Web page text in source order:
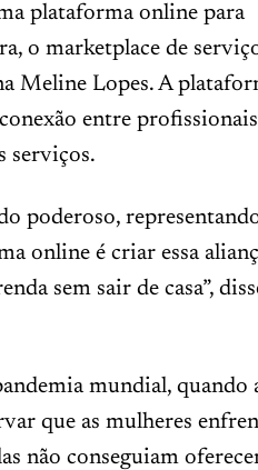
plataforma online para
o marketplace de
Meline Lopes. A
entre profissionais
serviços.
poderoso,
online é criar essa
sem sair de casa”,
mundial, quando
que as mulheres
não conseguiam